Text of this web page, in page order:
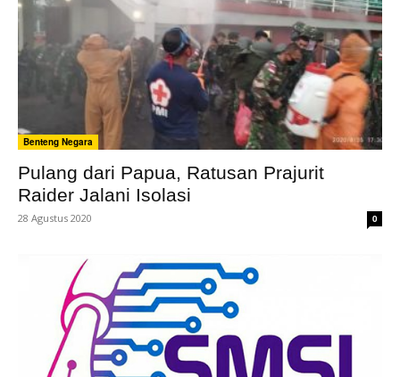
Benteng Negara
Pulang dari Papua, Ratusan Prajurit
Raider Jalani Isolasi
28 Agustus 2020 0